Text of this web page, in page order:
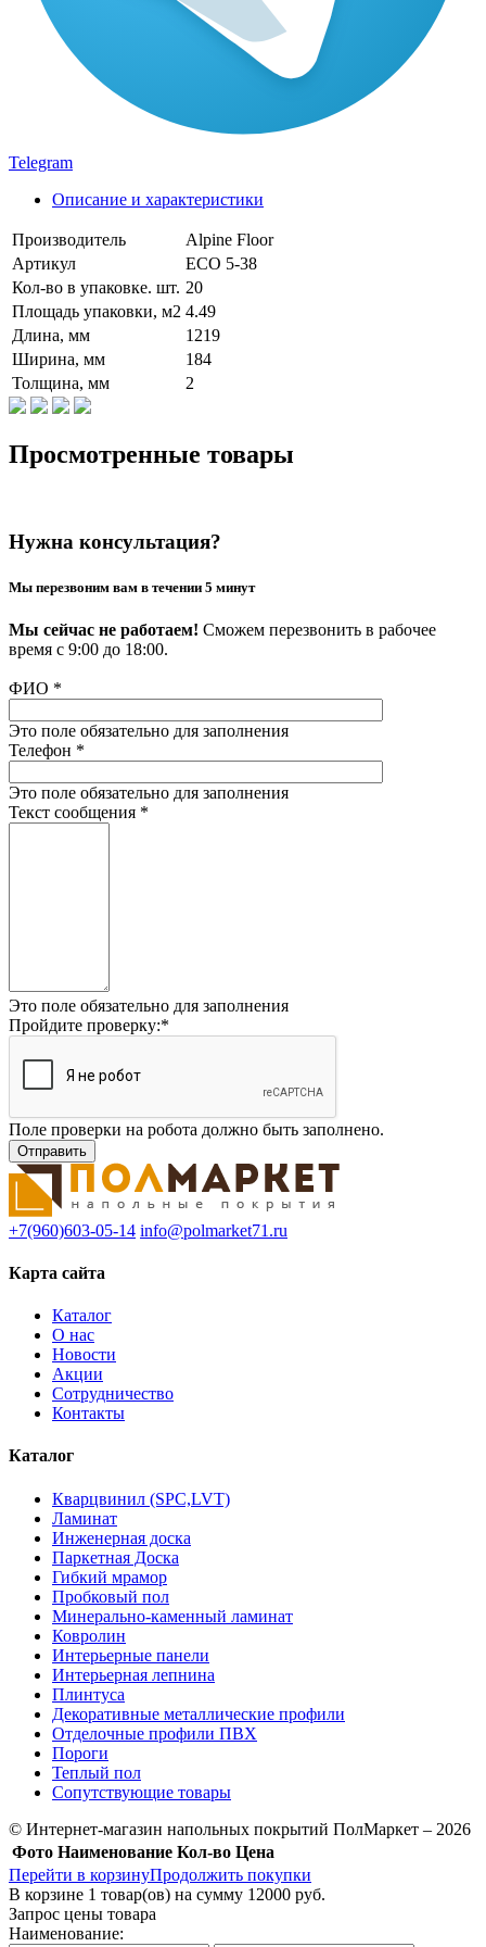
Telegram
Описание и характеристики
Производитель
Alpine Floor
Артикул
ЕСО 5-38
Кол-во в упаковке. шт. 20
Площадь упаковки, м2 4.49
Длина, мм
1219
Ширина, мм
184
Толщина, мм
2
Просмотренные товары
Нужна консультация?
Мы перезвоним вам в течении 5 минут
Мы сейчас не работаем! Сможем перезвонить в рабочее
время с 9:00 до 18:00.
ФИО *
Это поле обязательно для заполнения
Телефон *
Это поле обязательно для заполнения
Текст сообщения *
Это поле обязательно для заполнения
Пройдите проверку:*
Поле проверки на робота должно быть заполнено.
+7(960)603-05-14 info@polmarket71.ru
Карта сайта
Каталог
О нас
Новости
Акции
Сотрудничество
Контакты
Каталог
Кварцвинил (SPC,LVT)
Ламинат
Инженерная доска
Паркетная Доска
Гибкий мрамор
Пробковый пол
Минерально-каменный ламинат
Ковролин
Интерьерные панели
Интерьерная лепнина
Плинтуса
Декоративные металлические профили
Отделочные профили ПВХ
Пороги
Теплый пол
Сопутствующие товары
© Интернет-магазин напольных покрытий ПолМаркет – 2026
Фото Наименование Кол-во Цена
Перейти в корзинуПродолжить покупки
В корзине 1 товар(ов) на сумму 12000 руб.
Запрос цены товара
Наименование: